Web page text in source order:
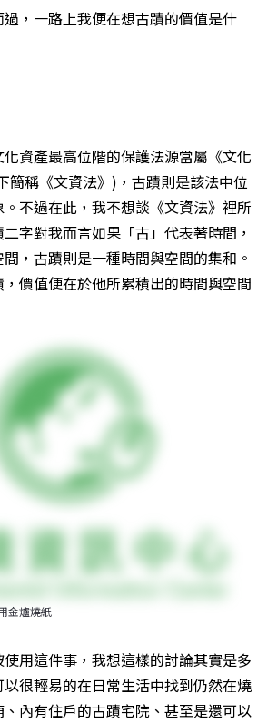
，一路上我便在想古蹟的價值是什
資產最高位階的保護法源當屬《文化
簡稱《文資法》)，古蹟則是該法中位
不過在此，我不想談《文資法》裡所
字對我而言如果「古」代表著時間，
，古蹟則是一種時間與空間的集和。
價值便在於他所累積出的時間與空間
金爐燒紙
用這件事，我想這樣的討論其實是多
很輕易的在日常生活中找到仍然在燒
內有住戶的古蹟宅院、甚至是還可以